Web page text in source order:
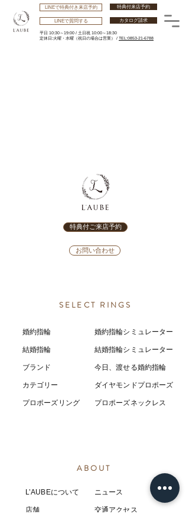
特典付来店予約
LINEで特典付き来店予約
カタログ請求
平日 10:30～19:00 / 土日祝 10:00～18:30
​定休日:火曜・水曜 （祝日の場合は営業） / TEL:0853-21-6788
LINEで質問する
特典付ご来店予約
お問い合わせ
SELECT RINGS
婚約指輪
結婚指輪
ブランド
カテゴリー
プロポーズリング
婚約指輪シミュレーター
結婚指輪シミ ュレーター
今日、渡せる婚約指輪
ダイヤモンドプロポーズ
プロポーズネックレス
ABOUT
L’AUBEについて
店舗
​ニュース
​交通アクセス